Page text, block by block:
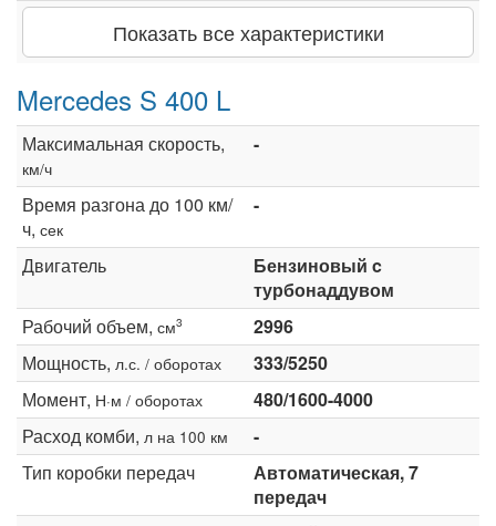
Показать все характеристики
Mercedes S 400 L
Максимальная скорость,
км/ч
-
Время разгона до 100 км/
ч, сек
-
Двигатель
Бензиновый c
турбонаддувом
Рабочий объем, см3
2996
Мощность, л.с. / оборотах
333/5250
Момент, Н·м / оборотах
480/1600-4000
Расход комби, л на 100 км
-
Тип коробки передач
Автоматическая, 7
передач